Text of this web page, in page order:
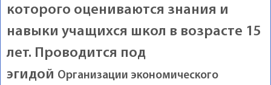
которого оцениваются знания и
навыки учащихся школ в возрасте 15
лет. Проводится под
эгидой Организации экономического